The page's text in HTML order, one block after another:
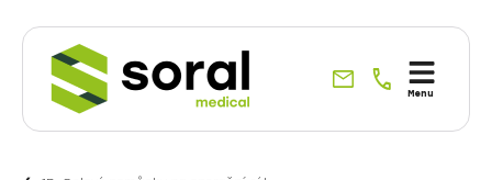
Specialisté
Menu